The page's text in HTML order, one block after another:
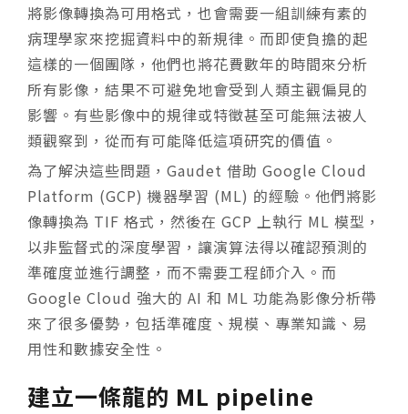
將影像轉換為可用格式，也會需要一組訓練有素的
病理學家來挖掘資料中的新規律。而即使負擔的起
這樣的一個團隊，他們也將花費數年的時間來分析
所有影像，結果不可避免地會受到人類主觀偏見的
影響。有些影像中的規律或特徵甚至可能無法被人
類觀察到，從而有可能降低這項研究的價值。
為了解決這些問題，Gaudet 借助 Google Cloud
Platform (GCP) 機器學習 (ML) 的經驗。他們將影
像轉換為 TIF 格式，然後在 GCP 上執行 ML 模型，
以非監督式的深度學習，讓演算法得以確認預測的
準確度並進行調整，而不需要工程師介入。而
Google Cloud 強大的 AI 和 ML 功能為影像分析帶
來了很多優勢，包括準確度、規模、專業知識、易
用性和數據安全性。
建立一條龍的 ML pipeline